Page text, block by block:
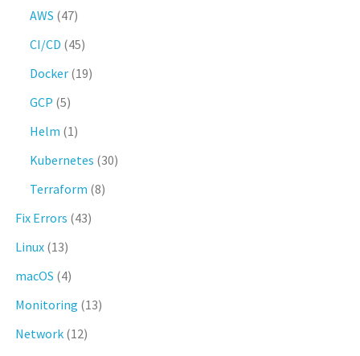
AWS (47)
CI/CD (45)
Docker (19)
GCP (5)
Helm (1)
Kubernetes (30)
Terraform (8)
Fix Errors (43)
Linux (13)
macOS (4)
Monitoring (13)
Network (12)